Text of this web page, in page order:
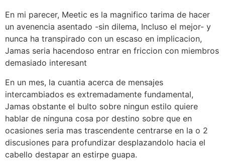
En mi parecer, Meetic es la magnifico tarima de hacer
un avenencia asentado -sin dilema, Incluso el mejor- y
nunca ha transpirado con un escaso en implicacion,
Jamas seri­a hacendoso entrar en friccion con miembros
demasiado interesant
En un mes, la cuanti­a acerca de mensajes
intercambiados es extremadamente fundamental,
Jamas obstante el bulto sobre ningun estilo quiere
hablar de ninguna cosa por destino sobre que en
ocasiones seri­a mas trascendente centrarse en la o 2
discusiones para profundizar desplazandolo hacia el
cabello destapar an estirpe guapa.